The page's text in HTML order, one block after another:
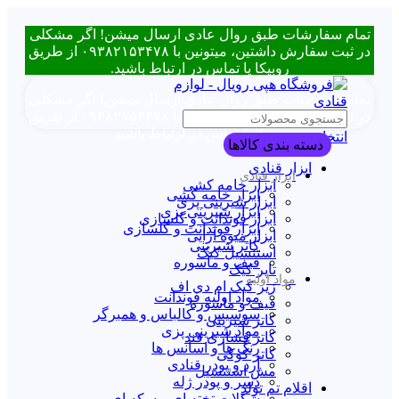
تمام سفارشات طبق روال عادی ارسال میشن! اگر مشکلی
در ثبت سفارش داشتین، میتونین با ۰۹۳۸۲۱۵۳۴۷۸ از طریق
روبیکا یا تماس در ارتباط باشید.
تمام سفارشات طبق روال عادی ارسال میشن! اگر مشکلی
روبیکا یا تماس در ارتباط باشید.انتخاب دسته بندی
ابزار قنادی
ابزار خامه کشی
ابزار شیرینی پزی
ابزار فوندانت و گلسازی
ابزار میوه آرایی
استنسیل کیک
تاپر کیک
زیر کیک ام دی اف
قیف و ماسوره
کاتر شیرینی
کاتر فشاری قند
کاتر کوکی
مش استنسیل
اقلام تم تولد
دسته بندی کالاها
ابزار قنادی
ابزار خامه کشی
ابزار شیرینی پزی
ابزار فوندانت و گلسازی
کاتر شیرینی
قیف و ماسوره
مواد اولیه
مواد اولیه فوندانت
سوسیس و کالباس و همبرگر
مواد شیرینی پزی
رنگ ها و اسانس ها
آرد و پودر قنادی
دسر و پودر ژله